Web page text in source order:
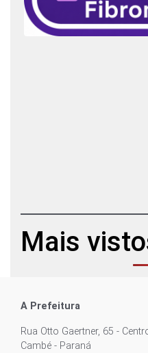
Mais
A Prefeitura
Rua Otto Gaertner, 65 -
Cambé - Paraná